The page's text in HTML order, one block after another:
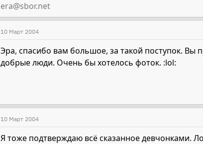
era@sbor.net
10 Март 2004
Эра, спасибо вам большое, за такой поступок. Вы
добрые люди. Очень бы хотелось фоток. :lol:
10 Март 2004
Я тоже подтверждаю всё сказанное девчонками.